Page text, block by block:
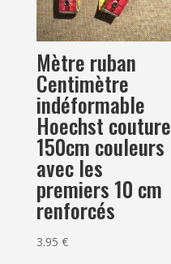
Mètre ruban
Centimètre
indéformable
Hoechst couture
150cm couleurs
avec les
premiers 10 cm
renforcés
3.95 €